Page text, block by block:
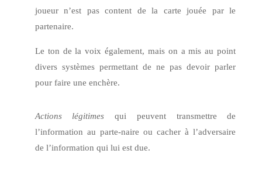
joueur n’est pas content de la carte jouée par le
partenaire.
Le ton de la voix également, mais on a mis au point
divers systèmes permettant de ne pas devoir parler
pour faire une enchère.
Actions légitimesqui peuvent transmettre de
l’information au parte-naire ou cacher à l’adversaire
de l’information qui lui est due.